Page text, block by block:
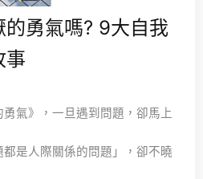
勇氣嗎? 9大自我
事
氣》，一旦遇到問題，卻馬上
是人際關係的問題」，卻不曉